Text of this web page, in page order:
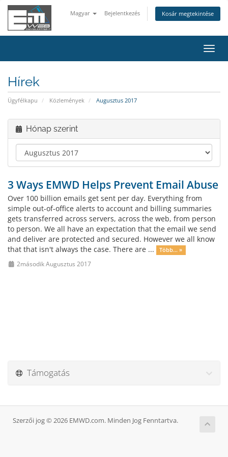
Magyar Bejelentkezés Kosár megtekintése
a
Hírek
Ügyfélkapu Közlemények Augusztus 2017
Hónap szerint
3 Ways EMWD Helps Prevent Email Abuse
Over 100 billion emails get sent per day. Everything from
simple out-of-office alerts to account and billing summaries
gets transferred across servers, across the web, from person
to person. We all have an expectation that the email we send
and deliver are protected and secured. However we all know
that that isn't always the case. There are ...
Több... »
2második Augusztus 2017
Támogatás
Szerzői jog © 2026 EMWD.com. Minden Jog Fenntartva.